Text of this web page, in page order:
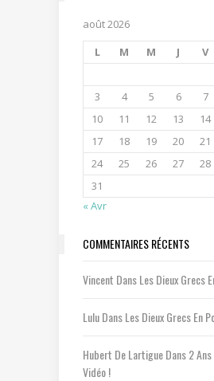
août 2026
L
M M J V
3
4 5 6 7
10
11 12 13 14
17
18 19 20 21
24
25 26 27 28
31
« Avr
COMMENTAIRES RÉCENTS
Vincent DansLes Dieux Grecs
LuluDansLes Dieux Grecs En
Hubert De LartigueDans2
Vidéo !